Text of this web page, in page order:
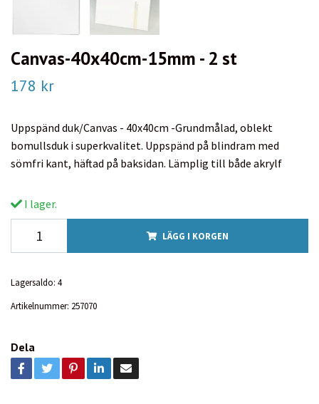
Canvas-40x40cm-15mm - 2 st
178 kr
Uppspänd duk/Canvas - 40x40cm -Grundmålad, oblekt
bomullsduk i superkvalitet. Uppspänd på blindram med
sömfri kant, häftad på baksidan. Lämplig till både akrylf
I lager.
LÄGG I KORGEN
Lagersaldo: 4
Artikelnummer: 257070
Dela